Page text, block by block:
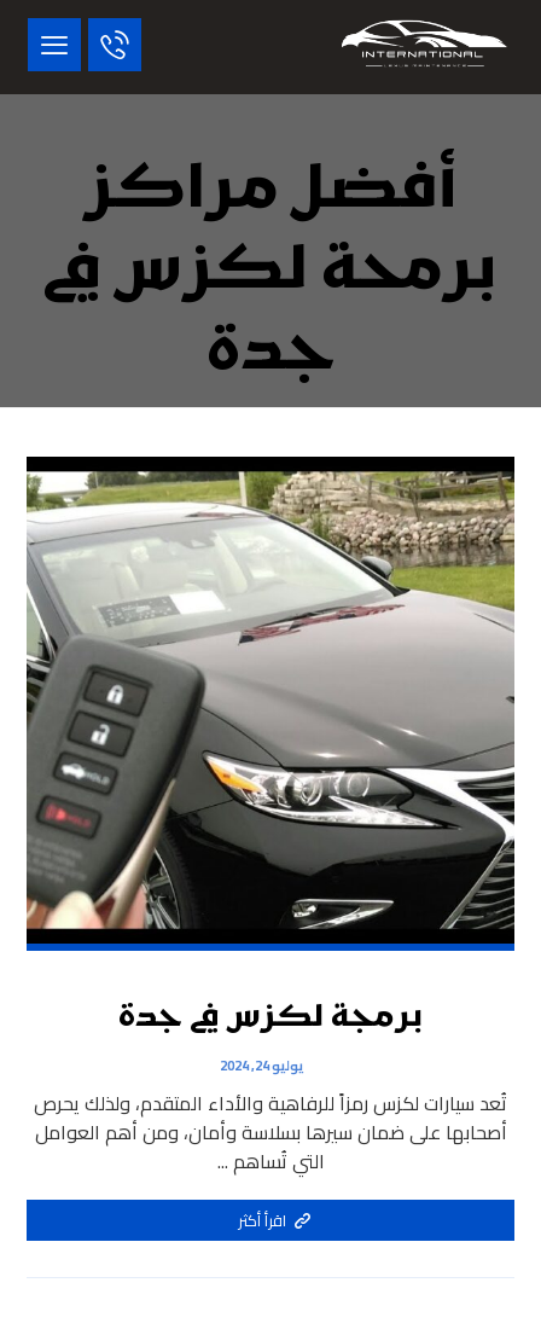
أفضل مراكز
برمحة لكزس في
جدة
برمجة لكزس في جدة
يوليو 24, 2024
تُعد سيارات لكزس رمزاً للرفاهية والأداء المتقدم، ولذلك يحرص
أصحابها على ضمان سيرها بسلاسة وأمان، ومن أهم العوامل
التي تُساهم ...
اقرأ أكثر